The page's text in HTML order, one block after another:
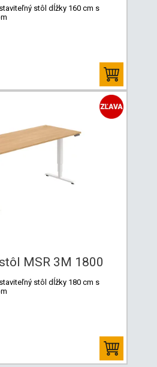
stôl dĺžky 160 cm s
MSR 3M 1800
stôl dĺžky 180 cm s